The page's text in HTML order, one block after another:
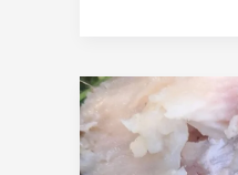
Sibulasirelane
(Eumerus
strigatus)